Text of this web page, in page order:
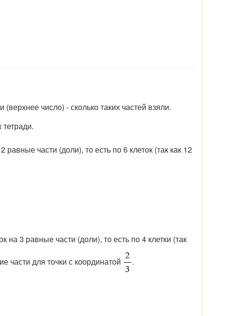
число) - сколько таких частей взяли.
части (доли), то есть по 6 клеток (так как 12
на 3 равные части (доли), то есть по 4 клетки (так
части для точки с координатой .